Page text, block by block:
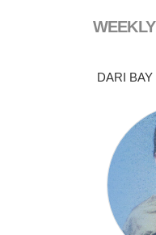
DARI BAY